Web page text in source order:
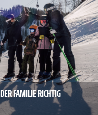
FAMILIE RICHTIG